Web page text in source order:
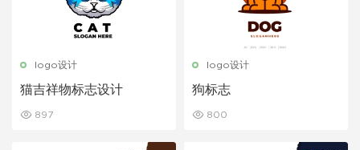
logo设计
猫吉祥物标志设计
897
logo设计
狗标志
800